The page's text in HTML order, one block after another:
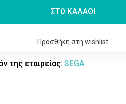
ΣΤΟ ΚΑΛΑΘΙ
Προσθήκη στη wishlist
της εταιρείας: SEGA